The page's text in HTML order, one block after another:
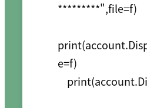
*********",file=f)
e=f)